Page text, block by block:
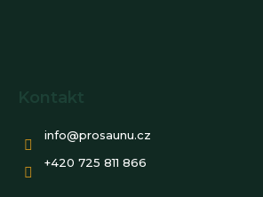
Kontakt
info@prosaunu.cz
+420 725 811 866